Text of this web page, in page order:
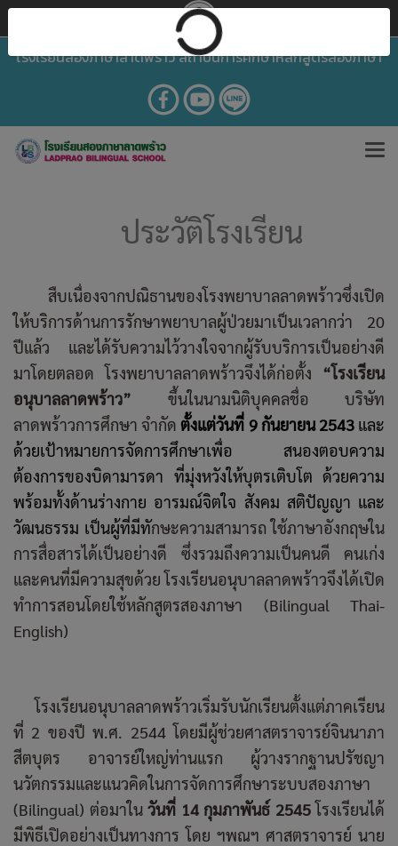
โรงเรียนสองภาษาลาดพร้าว สถาบันการศึกษาหลักสูตรสองภาษา
ประวัติโรงเรียน
สืบเนื่องจากปณิธานของโรงพยาบาลลาดพร้าวซึ่งเปิด
ให้บริการด้านการรักษาพยาบาลผู้ป่วยมาเป็นเวลากว่า 20
ปีแล้ว และได้รับความไว้วางใจจากผู้รับบริการเป็นอย่างดี
มาโดยตลอดโรงพยาบาลลาดพร้าวจึงได้ก่อตั้ง “โรงเรียน
อนุบาลลาดพร้าว” ขึ้นในนามนิติบุคคลชื่อ บริษัท
ลาดพร้าวการศึกษา จำกัด ตั้งแต่วันที่ 9 กันยายน 2543 และ
ด้วยเป้าหมายการจัดการศึกษาเพื่อ สนองตอบความ
ต้องการของบิดามารดา ที่มุ่งหวังให้บุตรเติบโต ด้วยความ
พร้อมทั้งด้านร่างกาย อารมณ์จิตใจ สังคม สติปัญญา และ
วัฒนธรรม เป็นผู้ที่มีทักษะความสามารถ ใช้ภาษาอังกฤษใน
การสื่อสารได้เป็นอย่างดี ซึ่งรวมถึงความเป็นคนดี คนเก่ง
และคนที่มีความสุขด้วย โรงเรียนอนุบาลลาดพร้าวจึงได้เปิด
ทำการสอนโดยใช้หลักสูตรสองภาษา (Bilingual Thai-
English)
โรงเรียนอนุบาลลาดพร้าวเริ่มรับนักเรียนตั้งแต่ภาคเรียน
ที่ 2 ของปี พ.ศ. 2544 โดยมีผู้ช่วยศาสตราจารย์จินนาภา
สีตบุตร อาจารย์ใหญ่ท่านแรก ผู้วางรากฐานปรัชญา
นวัตกรรมและแนวคิดในการจัดการศึกษาระบบสองภาษา
(Bilingual) ต่อมาใน วันที่ 14 กุมภาพันธ์ 2545โรงเรียนได้
มีพิธีเปิดอย่างเป็นทางการ โดย ฯพณฯ ศาสตราจารย์ นาย